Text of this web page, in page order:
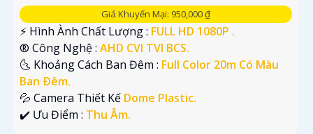
Giá Khuyến Mại: 950,000 ₫
️⚡ Hình Ành Chất Lượng : FULL HD 1080P .
®️ Công Nghệ : AHD CVI TVI BCS.
🌜 Khoảng Cách Ban Đêm : Full Color 20m Có Màu
Ban Ðêm.
💦 Camera Thiết Kế Dome Plastic.
️✔️ Ưu Điểm : Thu Âm.